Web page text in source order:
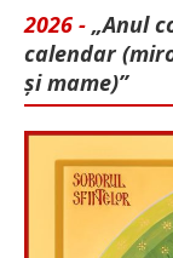
2026 - „Anul
calendar
și mame)”